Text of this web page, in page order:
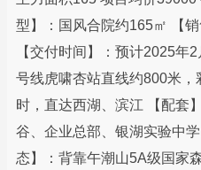
型】：国风合院约165㎡ 【
【交付时间】：预计2025年
号线虎啸杏站直线约800米
时，直达西湖、滨江 【配套
谷、企业总部、银湖实验中
态】：背靠午潮山5A级国家